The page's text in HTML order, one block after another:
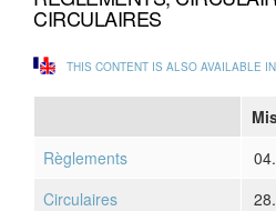
CIRCULAIRES
THIS CONTENT IS ALSO AVAILABLE
Règlements
Circulaires